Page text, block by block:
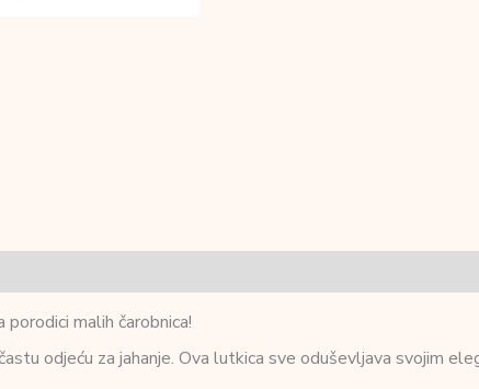
porodici malih čarobnica!
odjeću za jahanje. Ova lutkica sve oduševljava svojim